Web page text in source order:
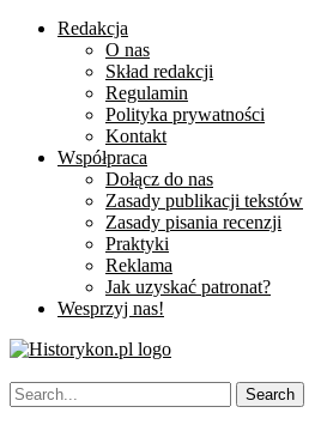
Redakcja
O nas
Skład redakcji
Regulamin
Polityka prywatności
Kontakt
Współpraca
Dołącz do nas
Zasady publikacji tekstów
Zasady pisania recenzji
Praktyki
Reklama
Jak uzyskać patronat?
Wesprzyj nas!